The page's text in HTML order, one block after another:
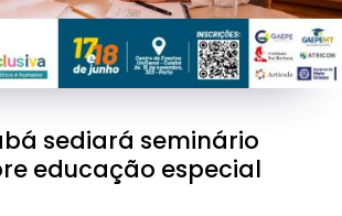
sediará seminário
educação especial